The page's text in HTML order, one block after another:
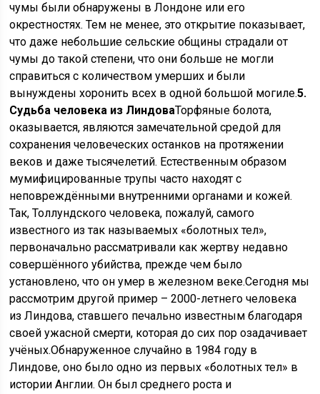
чумы были обнаружены в Лондоне или его
окрестностях. Тем не менее, это открытие показывает,
что даже небольшие сельские общины страдали от
чумы до такой степени, что они больше не могли
справиться с количеством умерших и были
вынуждены хоронить всех в одной большой могиле.5.
Судьба человека из ЛиндоваТорфяные болота,
оказывается, являются замечательной средой для
сохранения человеческих останков на протяжении
веков и даже тысячелетий. Естественным образом
мумифицированные трупы часто находят с
неповреждёнными внутренними органами и кожей.
Так, Толлундского человека, пожалуй, самого
известного из так называемых «болотных тел»,
первоначально рассматривали как жертву недавно
совершённого убийства, прежде чем было
установлено, что он умер в железном веке.Сегодня мы
рассмотрим другой пример – 2000-летнего человека
из Линдова, ставшего печально известным благодаря
своей ужасной смерти, которая до сих пор озадачивает
учёных.Обнаруженное случайно в 1984 году в
Линдове, оно было одно из первых «болотных тел» в
истории Англии. Он был среднего роста и